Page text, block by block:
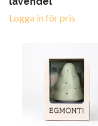
Logga in för pris